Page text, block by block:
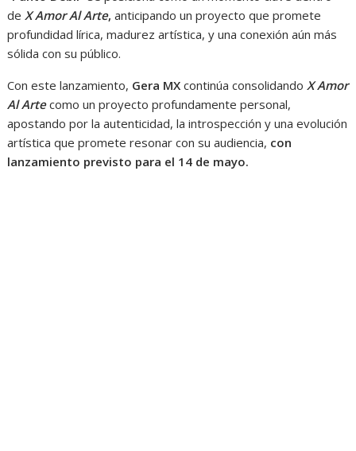
deX Amor Al Arte, anticipando un proyecto que promete
profundidad lírica, madurez artística, y una conexión aún más
sólida con su público.
Con este lanzamiento, Gera MXcontinúa consolidandoX Amor
Al Artecomo un proyecto profundamente personal,
apostando por la autenticidad, la introspección y una evolución
artística que promete resonar con su audiencia, con
lanzamiento previsto para el 14 de mayo.